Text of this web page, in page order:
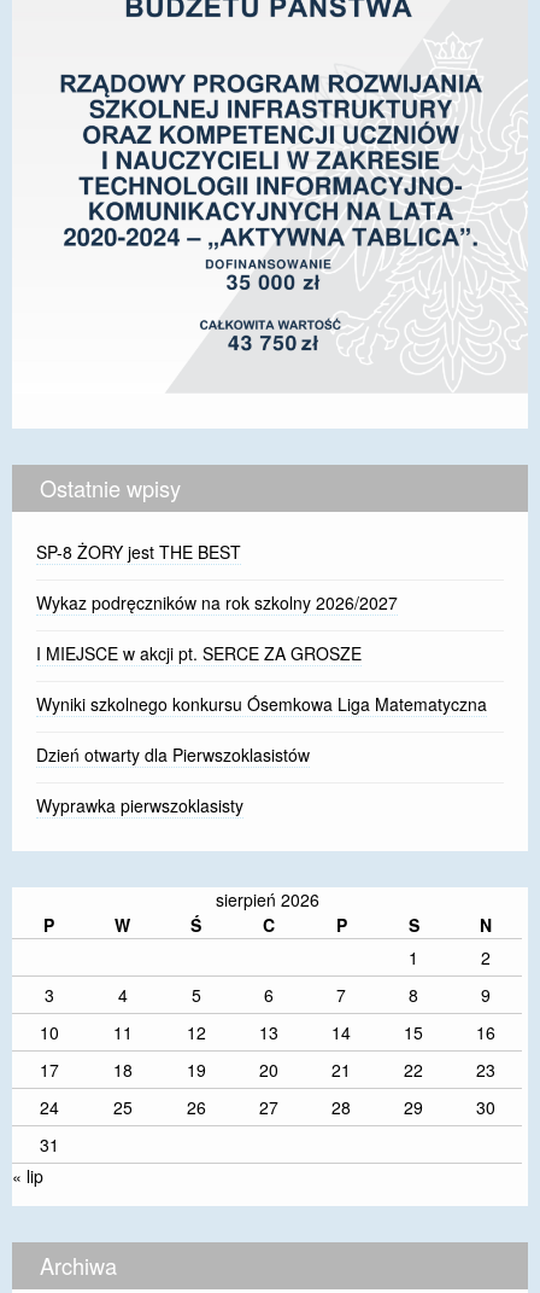
Ostatnie wpisy
SP-8 ŻORY jest THE BEST
Wykaz podręczników na rok szkolny 2026/2027
I MIEJSCE w akcji pt. SERCE ZA GROSZE
Wyniki szkolnego konkursu Ósemkowa Liga Matematyczna
Dzień otwarty dla Pierwszoklasistów
Wyprawka pierwszoklasisty
sierpień 2026
P
W Ś C P S
N
1
2
3
4 5 6 7 8
9
10
11 12 13 14 15
16
17
18 19 20 21 22
23
24
25 26 27 28 29
30
31
« lip
Archiwa